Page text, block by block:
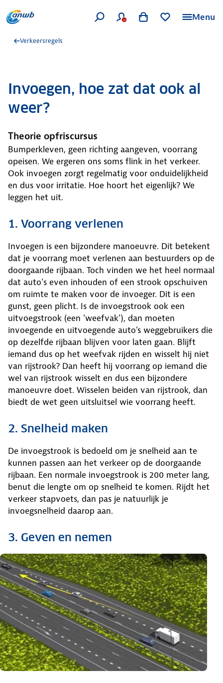
Menu
Verkeersregels
Invoegen, hoe zat dat ook al
weer?
Theorie opfriscursus
Bumperkleven, geen richting aangeven, voorrang
opeisen. We ergeren ons soms flink in het verkeer.
Ook invoegen zorgt regelmatig voor onduidelijkheid
en dus voor irritatie. Hoe hoort het eigenlijk? We
leggen het uit.
1. Voorrang verlenen
Invoegen is een bijzondere manoeuvre. Dit betekent
dat je voorrang moet verlenen aan bestuurders op de
doorgaande rijbaan. Toch vinden we het heel normaal
dat auto’s even inhouden of een strook opschuiven
om ruimte te maken voor de invoeger. Dit is een
gunst, geen plicht. Is de invoegstrook ook een
uitvoegstrook (een 'weefvak'), dan moeten
invoegende en uitvoegende auto's weggebruikers die
op dezelfde rijbaan blijven voor laten gaan. Blijft
iemand dus op het weefvak rijden en wisselt hij niet
van rijstrook? Dan heeft hij voorrang op iemand die
wel van rijstrook wisselt en dus een bijzondere
manoeuvre doet. Wisselen beiden van rijstrook, dan
biedt de wet geen uitsluitsel wie voorrang heeft.
2. Snelheid maken
De invoegstrook is bedoeld om je snelheid aan te
kunnen passen aan het verkeer op de doorgaande
rijbaan. Een normale invoegstrook is 200 meter lang,
benut die lengte om op snelheid te komen. Rijdt het
verkeer stapvoets, dan pas je natuurlijk je
invoegsnelheid daarop aan.
3. Geven en nemen